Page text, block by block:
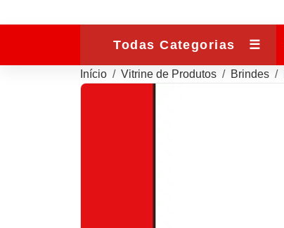
Todas Categorias ☰
Início Vitrine de Produtos Brindes